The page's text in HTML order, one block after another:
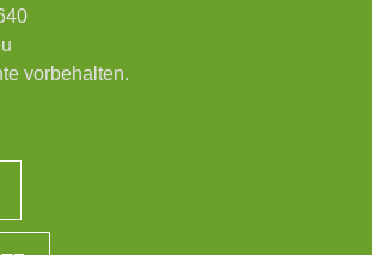
vorbehalten.